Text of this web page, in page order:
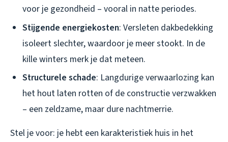
voor je gezondheid – vooral in natte periodes.
Stijgende energiekosten: Versleten dakbedekking
isoleert slechter, waardoor je meer stookt. In de
kille winters merk je dat meteen.
Structurele schade: Langdurige verwaarlozing kan
het hout laten rotten of de constructie verzwakken
– een zeldzame, maar dure nachtmerrie.
Stel je voor: je hebt een karakteristiek huis in het